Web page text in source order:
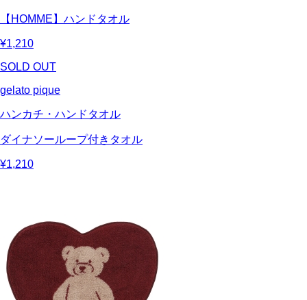
【HOMME】ハンドタオル
¥1,210
SOLD OUT
gelato pique
ハンカチ・ハンドタオル
ダイナソーループ付きタオル
¥1,210